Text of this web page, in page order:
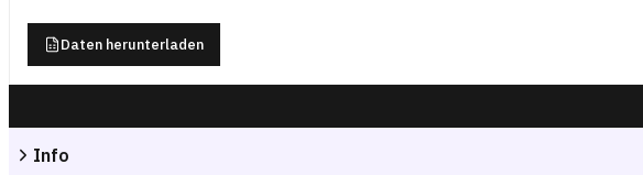
Daten herunterladen
Info